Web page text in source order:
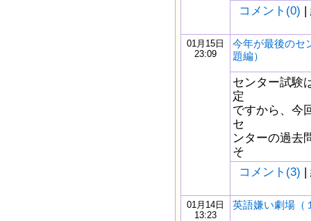
コメント(0) |
01月15日
23:09
今年が最後のセ
題編）
センター試験
定
ですから、今
セ
ンターの過去
そ
コメント(3) |
01月14日
13:23
英語嫌い劇場（